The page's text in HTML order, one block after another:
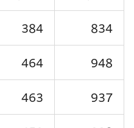
384 834
464 948
463 937